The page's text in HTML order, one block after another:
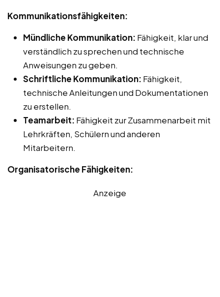
Kommunikationsfähigkeiten:
Mündliche Kommunikation: Fähigkeit, klar und
verständlich zu sprechen und technische
Anweisungen zu geben.
Schriftliche Kommunikation: Fähigkeit,
technische Anleitungen und Dokumentationen
zu erstellen.
Teamarbeit: Fähigkeit zur Zusammenarbeit mit
Lehrkräften, Schülern und anderen
Mitarbeitern.
Organisatorische Fähigkeiten:
Anzeige